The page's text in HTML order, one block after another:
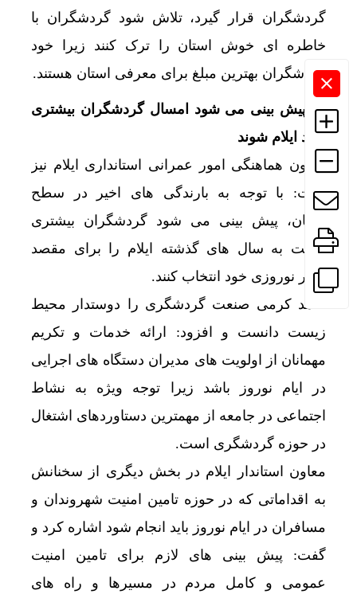
گردشگران قرار گیرد، تلاش شود گردشگران با
خاطره ای خوش استان را ترک کنند زیرا خود
گردشگران بهترین مبلغ برای معرفی استان هستند.
** پیش بینی می شود امسال گردشگران بیشتری
وارد ایلام شوند
معاون هماهنگی امور عمرانی استانداری ایلام نیز
گفت: با توجه به بارندگی های اخیر در سطح
استان، پیش بینی می شود گردشگران بیشتری
نسبت به سال های گذشته ایلام را برای مقصد
سفر نوروزی خود انتخاب کنند.
احمد کرمی صنعت گردشگری را دوستدار محیط
زیست دانست و افزود: ارائه خدمات و تکریم
مهمانان از اولویت های مدیران دستگاه های اجرایی
در ایام نوروز باشد زیرا توجه ویژه به نشاط
اجتماعی در جامعه از مهمترین دستاوردهای اشتغال
در حوزه گردشگری است.
معاون استاندار ایلام در بخش دیگری از سخنانش
به اقداماتی که در حوزه تامین امنیت شهروندان و
مسافران در ایام نوروز باید انجام شود اشاره کرد و
گفت: پیش بینی های لازم برای تامین امنیت
عمومی و کامل مردم در مسیرها و راه های